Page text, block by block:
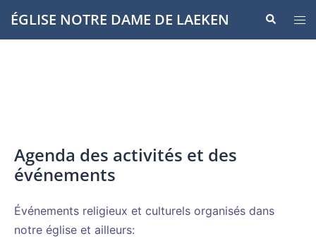
Aller
auÉGLISE NOTRE DAME DE LAEKEN
le
Agenda des activités et des
événements
Événements religieux et culturels organisés dans
notre église et ailleurs: